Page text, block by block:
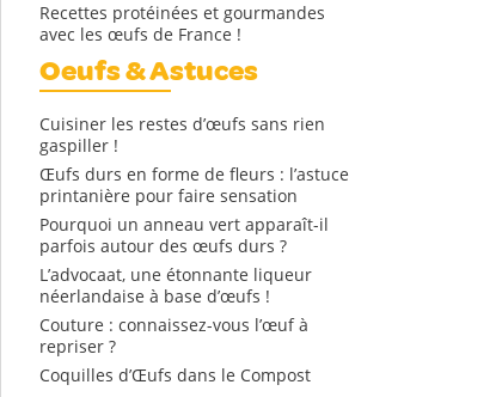
Recettes protéinées et gourmandes
avec les œufs de France !
Oeufs & Astuces
Cuisiner les restes d’œufs sans rien
gaspiller !
Œufs durs en forme de fleurs : l’astuce
printanière pour faire sensation
Pourquoi un anneau vert apparaît-il
parfois autour des œufs durs ?
L’advocaat, une étonnante liqueur
néerlandaise à base d’œufs !
Couture : connaissez-vous l’œuf à
repriser ?
Coquilles d’Œufs dans le Compost